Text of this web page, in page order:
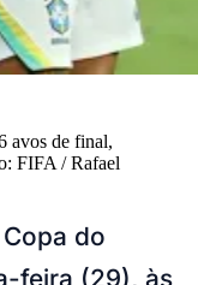
avos de final,
FIFA / Rafael
do
feira (29), às